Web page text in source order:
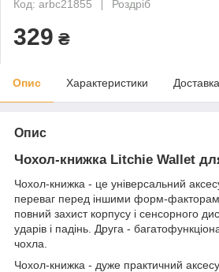
Код: arbc21855
Роздріб
329 ₴
Опис Характеристики Доставка
Опис
Чохол-книжка Litchie Wallet
Чохол-книжка - це універсальний
переваг перед іншими форм-
повний захист корпусу і сенсорного
ударів і падінь. Друга -
чохла.
Чохол-книжка - дуже практичний